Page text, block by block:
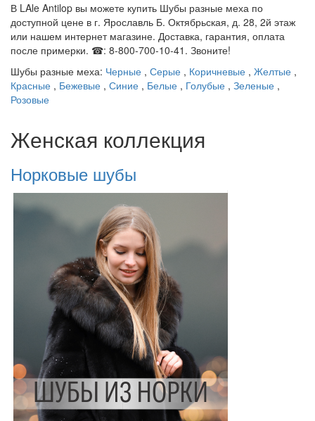
В LAle Antilop вы можете купить Шубы разные меха по
доступной цене в г. Ярославль Б. Октябрьская, д. 28, 2й этаж
или нашем интернет магазине. Доставка, гарантия, оплата
после примерки. ☎: 8-800-700-10-41. Звоните!
Шубы разные меха: Черные , Серые , Коричневые , Желтые ,
Красные , Бежевые , Синие , Белые , Голубые , Зеленые ,
Розовые
Женская коллекция
Норковые шубы